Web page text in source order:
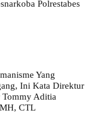
Polrestabes
Yang
Ini Kata Direktur
Aditia
CTL